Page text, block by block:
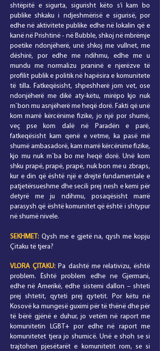
shtëpitë e sigurta, sigurisht këto s’i kam bo
publike shkaku i ndjeshmërisë e sigurisë, por
edhe në aktivitete publike edhe në lokalin që e
kanë në Prishtinë - në Bubble, shkoj në mbrëmje
poetike ndonjëherë, unë shkoj me vullnet, me
dëshirë, por edhe me ndihmu, edhe me u
mundu me normalizu praninë e njerëzve të
profilit publik e politik në hapësira e komunitete
të tilla. Fatkeqësisht, shpeshherë jom vet, ose
ndonjëherë me dikë aty-këtu, mirëpo kjo nuk
m`bon mu asnjëherë me heqë dorë. Fakti që unë
kom marrë kërcënime fizike, jo një por shumë,
veç pse kom dalë në Paradën e parë,
fatkeqësisht kam qenë e vetme, ka pasë më
shumë ambasadorë, kam marrë kërcënime fizike,
kjo mu nuk m`ba bo me heqë dorë. Unë kom
shku prapë, prapë, prapë, nuk bon me u zbraps,
kur e din që është një e drejtë fundamentale e
patjetërsueshme dhe secili prej nesh e kemi për
detyrë me ju ndihmu, posaqësisht marrë
parasysh që është komunitet që është i shtypur
në shumë nivele.
SEKHMET: Qysh me e gjetë na, qysh me kopju
Çitaku të tjera?
VLORA ÇITAKU: Pa dashtë me relativizu, është
problem. Është problem edhe ne Gjermani,
edhe në Amerikë, edhe sistemi dallon – shteti
prej shtetit, qyteti prej qytetit. Por këtu në
Kosovë ka mungesë guximi për të thënë dhe për
të bërë gjënë e duhur, jo vetëm në raport me
komunitetin LGBT+ por edhe në raport me
komunitetet tjera jo shumicë. Unë e shoh se si
trajtohen pjesëtarët e komunitetit rom, se si